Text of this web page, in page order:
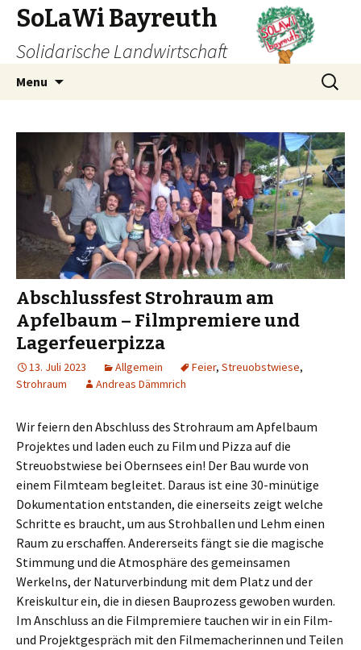
SoLaWi Bayreuth
Solidarische Landwirtschaft
Menu
Abschlussfest Strohraum am
Apfelbaum – Filmpremiere und
Lagerfeuerpizza
13. Juli 2023 Allgemein Feier, Streuobstwiese,
Strohraum
Andreas Dämmrich
Wir feiern den Abschluss des Strohraum am Apfelbaum
Projektes und laden euch zu Film und Pizza auf die
Streuobstwiese bei Obernsees ein! Der Bau wurde von
einem Filmteam begleitet. Daraus ist eine 30-minütige
Dokumentation entstanden, die einerseits zeigt welche
Schritte es braucht, um aus Strohballen und Lehm einen
Raum zu erschaffen. Andererseits fängt sie die magische
Stimmung und die Atmosphäre des gemeinsamen
Werkelns, der Naturverbindung mit dem Platz und der
Kreiskultur ein, die in diesen Bauprozess gewoben wurden.
Im Anschluss an die Filmpremiere tauchen wir in ein Film-
und Projektgespräch mit den Filmemacherinnen und Teilen